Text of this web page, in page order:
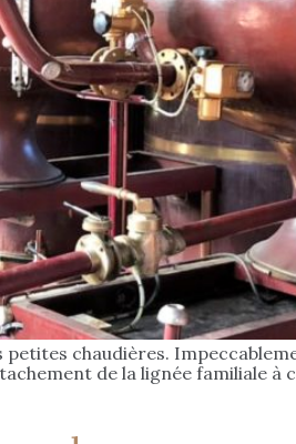
chaudières.
de la lignée familiale